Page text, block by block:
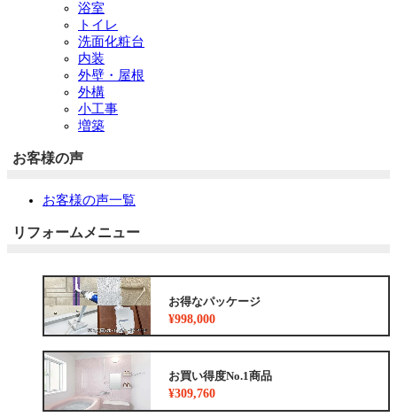
浴室
トイレ
洗面化粧台
内装
外壁・屋根
外構
小工事
増築
お客様の声
お客様の声一覧
リフォームメニュー
お得なパッケージ
¥998,000
お買い得度No.1商品
¥309,760